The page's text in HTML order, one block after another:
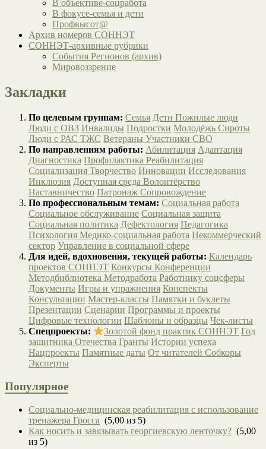
В объективе-соцработа
В фокусе-семья и дети
Профвысот@
Архив номеров СОННЭТ
СОННЭТ-архивные рубрики
События Регионов (архив)
Мировоззрение
Закладки
По целевым группам: Семья Дети Пожилые люди
Люди с ОВЗ Инвалиды Подростки Молодёжь Сироты
Люди с РАС ТЖС Ветераны Участники СВО
По направлениям работы: Абилитация Адаптация
Диагностика Профилактика Реабилитация
Социализация Творчество Инновации Исследования
Инклюзия Доступная среда Волонтёрство
Наставничество Патронаж Сопровождение
По профессиональным темам: Социальная работа
Социальное обслуживание Социальная защита
Социальная политика Дефектология Педагогика
Психология Медико-социальная работа Некоммерческий
сектор Управление в социальной сфере
Для идей, вдохновения, текущей работы: Календарь
проектов СОННЭТ Конкурсы Конференции
Методбиблиотека Методработа Работнику соцсферы
Документы Игры и упражнения Конспекты
Консультации Мастер-классы Памятки и буклеты
Презентации Сценарии Программы и проекты
Цифровые технологии Шаблоны и образцы Чек-листы
Спецпроекты:
Золотой фонд практик СОННЭТ Год
защитника Отечества Гранты Истории успеха
Нацпроекты Памятные даты От читателей Собкоры
Эксперты
Популярное
Социально-медицинская реабилитация с использование
тренажера Гросса (5,00 из 5)
Как носить и завязывать георгиевскую ленточку? (5,00
из 5)